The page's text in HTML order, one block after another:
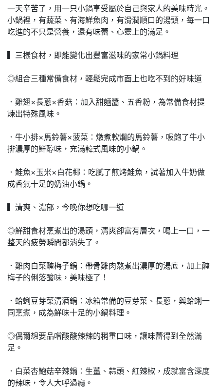
一天辛苦了，用一只小鍋享受屬於自己與家人的美味時光。
小鍋裡，有蔬菜、有海鮮魚肉，有滑潤順口的湯頭，每一口
吃進的不只是營養，還有味蕾、心靈上的滿足。
▍三樣食材，即能變化出豐富滋味的家常小鍋料理
◎組合三種常備食材，輕鬆完成市面上也吃不到的好味道
．雞翅×長蔥×香菇：加入甜麵醬、五香粉，為常備食材提
煉出特殊風味。
．牛小排×馬鈴薯×菠菜：燉煮軟爛的馬鈴薯，吸飽了牛小
排濃厚的鮮醇味，充滿韓式風味的小鍋。
．鮭魚×玉米×白花椰：吃膩了煎烤鮭魚，試著加入牛奶做
成香氣十足的奶油小鍋。
▍清爽、濃郁，今晚你想吃哪一道
◎鮮甜食材烹煮出的湯頭，清爽卻富有層次，喝上一口，一
整天的疲勞瞬間都消失了。
．雞肉白菜醃梅子鍋：帶骨雞肉熬煮出濃厚的湯底，加上醃
梅子的俐落酸味，美味極了！
．蛤蜊豆芽菜清酒鍋：冰箱常備的豆芽菜、長蔥，與蛤蜊一
同烹煮，成為鮮味十足的小鍋料理。
◎偶爾想要品嚐酸酸辣辣的稍重口味，讓味蕾得到全然滿
足。
．白菜杏鮑菇辛辣鍋：生薑、蒜頭、紅辣椒，成就富含深度
的辣味，令人大呼過癮。